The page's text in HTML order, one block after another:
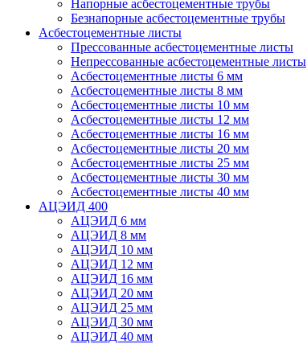
Напорные асбестоцементные трубы
Безнапорные асбестоцементные трубы
Асбестоцементные листы
Прессованные асбестоцементные листы
Непрессованные асбестоцементные листы
Асбестоцементные листы 6 мм
Асбестоцементные листы 8 мм
Асбестоцементные листы 10 мм
Асбестоцементные листы 12 мм
Асбестоцементные листы 16 мм
Асбестоцементные листы 20 мм
Асбестоцементные листы 25 мм
Асбестоцементные листы 30 мм
Асбестоцементные листы 40 мм
АЦЭИД 400
АЦЭИД 6 мм
АЦЭИД 8 мм
АЦЭИД 10 мм
АЦЭИД 12 мм
АЦЭИД 16 мм
АЦЭИД 20 мм
АЦЭИД 25 мм
АЦЭИД 30 мм
АЦЭИД 40 мм